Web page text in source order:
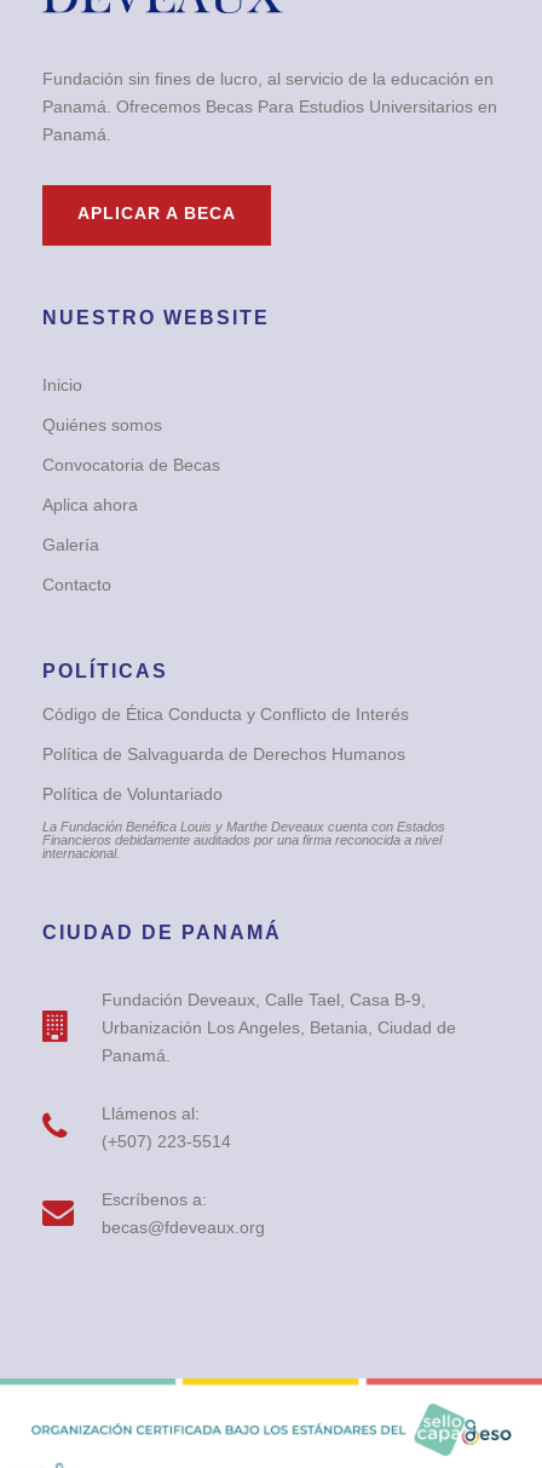
Fundación sin fines de lucro, al servicio de la educación en
Panamá. Ofrecemos Becas Para Estudios Universitarios en
Panamá.
APLICAR A BECA
NUESTRO WEBSITE
Inicio
Quiénes somos
Convocatoria de Becas
Aplica ahora
Galería
Contacto
POLÍTICAS
Código de Ética Conducta y Conflicto de Interés
Política de Salvaguarda de Derechos Humanos
Política de Voluntariado
La Fundación Benéfica Louis y Marthe Deveaux cuenta con Estados
Financieros debidamente auditados por una firma reconocida a nivel
internacional.
CIUDAD DE PANAMÁ
Fundación Deveaux, Calle Tael, Casa B-9,
Urbanización Los Angeles, Betania, Ciudad de
Panamá.
Llámenos al:
(+507) 223-5514
Escríbenos a:
becas@fdeveaux.org